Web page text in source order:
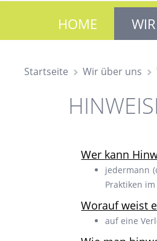
HOME
Startseite Wir über uns
Wer kann
jedermann
Praktiken
Worauf weist
auf eine